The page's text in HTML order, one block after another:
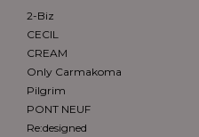
2-Biz
CECIL
CREAM
Only Carmakoma
Pilgrim
PONT NEUF
Re:designed